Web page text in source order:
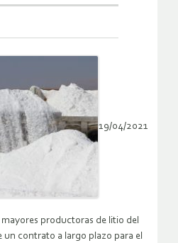
19/04/2021
productoras de litio del
contrato a largo plazo para el